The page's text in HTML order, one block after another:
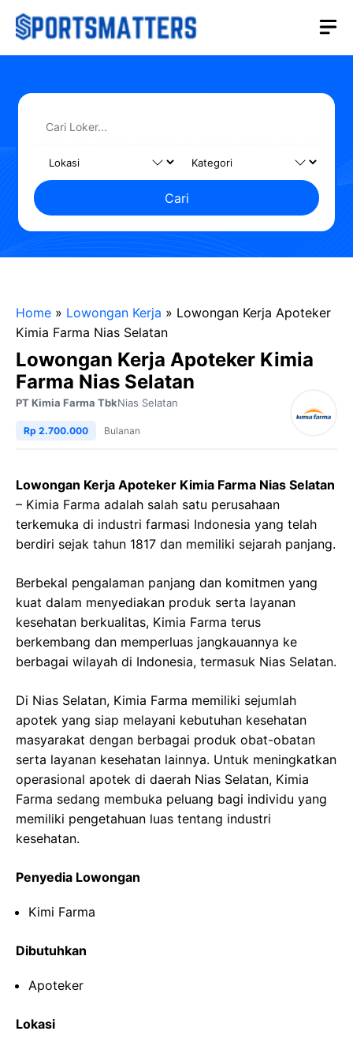
Langsung
Cari
Home » Lowongan Kerja » Lowongan Kerja Apoteker
Kimia Farma Nias Selatan
Lowongan Kerja Apoteker Kimia
Farma Nias Selatan
PT Kimia Farma TbkNias Selatan
Rp 2.700.000 Bulanan
Lowongan Kerja Apoteker Kimia Farma Nias Selatan
– Kimia Farma adalah salah satu perusahaan
terkemuka di industri farmasi Indonesia yang telah
berdiri sejak tahun 1817 dan memiliki sejarah panjang.
Berbekal pengalaman panjang dan komitmen yang
kuat dalam menyediakan produk serta layanan
kesehatan berkualitas, Kimia Farma terus
berkembang dan memperluas jangkauannya ke
berbagai wilayah di Indonesia, termasuk Nias Selatan.
Di Nias Selatan, Kimia Farma memiliki sejumlah
apotek yang siap melayani kebutuhan kesehatan
masyarakat dengan berbagai produk obat-obatan
serta layanan kesehatan lainnya. Untuk meningkatkan
operasional apotek di daerah Nias Selatan, Kimia
Farma sedang membuka peluang bagi individu yang
memiliki pengetahuan luas tentang industri
kesehatan.
Penyedia Lowongan
Kimi Farma
Dibutuhkan
Apoteker
Lokasi